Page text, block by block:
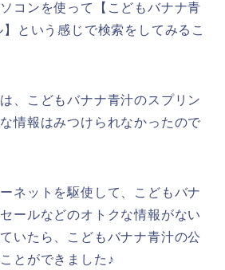
コンを使って【こどもバナナ青
という感じで検索をしてみるこ
、こどもバナナ青汁のスプリン
情報はみつけられなかったので
ネットを駆使して、こどもバナ
ールなどのオトクな情報がない
いたら、こどもバナナ青汁の公
とができました♪